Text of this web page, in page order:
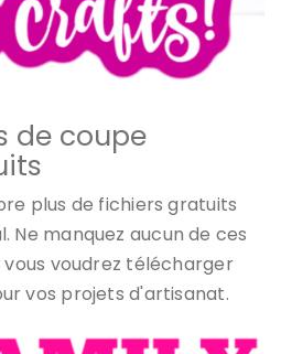
de coupe
plus de fichiers gratuits
Ne manquez aucun de ces
voudrez télécharger
vos projets d'artisanat.